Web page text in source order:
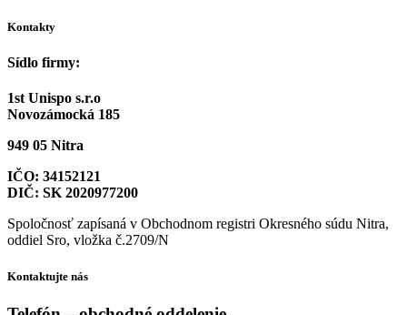
Kontakty
Sídlo firmy:
1st Unispo s.r.o
Novozámocká 185
949 05 Nitra
IČO: 34152121
DIČ: SK 2020977200
Spoločnosť zapísaná v Obchodnom registri Okresného súdu Nitra,
oddiel Sro, vložka č.2709/N
Kontaktujte nás